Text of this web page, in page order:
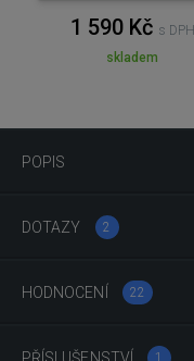
POPIS
DOTAZY 2
HODNOCENÍ 22
1
1 590 Kč s DPH
skladem